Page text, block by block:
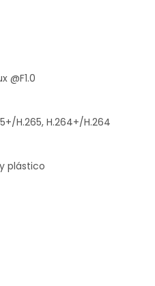
@F1.0
H.265, H.264+/H.264
plástico